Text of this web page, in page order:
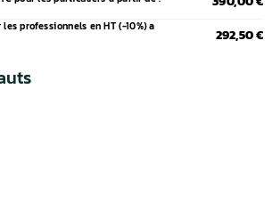
professionnels en HT (-10%) a 292,50 €